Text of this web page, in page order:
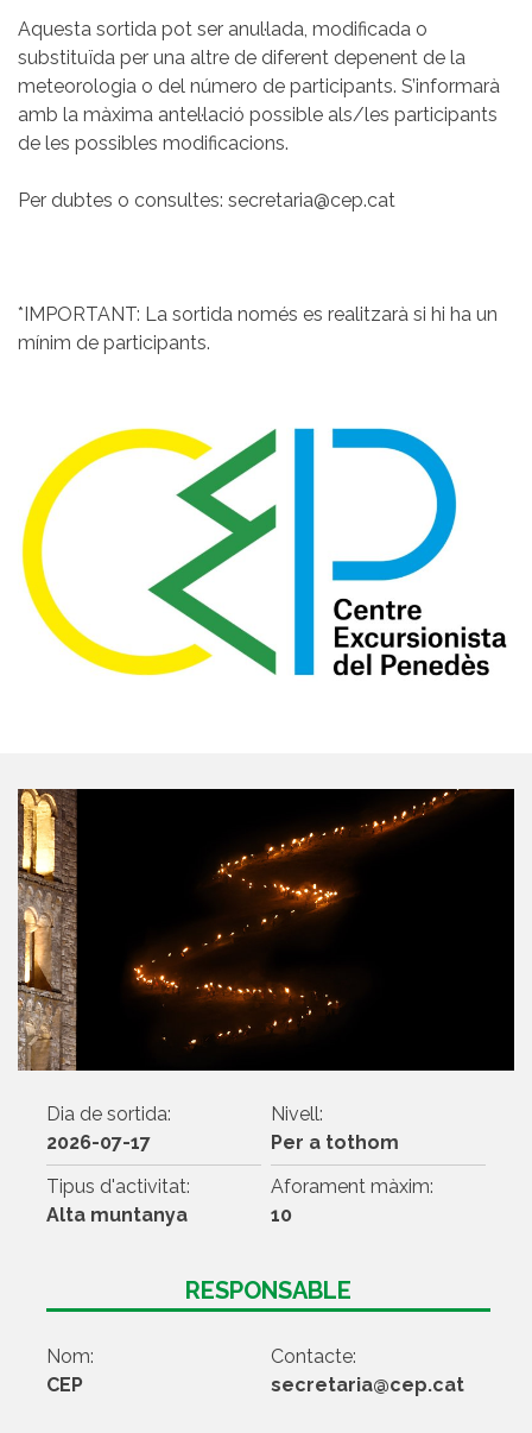
Aquesta sortida pot ser anul·lada, modificada o
substituïda per una altre de diferent depenent de la
meteorologia o del número de participants. S’informarà
amb la màxima antel·lació possible als/les participants
de les possibles modificacions.
Per dubtes o consultes: secretaria@cep.cat
*IMPORTANT: La sortida només es realitzarà si hi ha un
mínim de participants.
Dia de sortida:
2026-07-17
Nivell:
Per a tothom
Tipus d'activitat:
Alta muntanya
Aforament màxim:
10
RESPONSABLE
Nom:
CEP
Contacte:
secretaria@cep.cat